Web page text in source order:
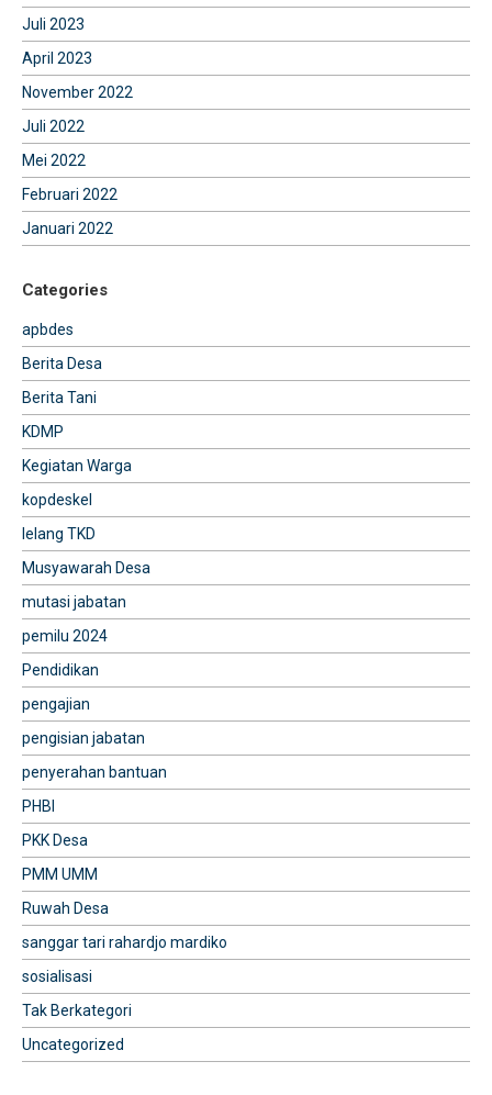
Juli 2023
April 2023
November 2022
Juli 2022
Mei 2022
Februari 2022
Januari 2022
Categories
apbdes
Berita Desa
Berita Tani
KDMP
Kegiatan Warga
kopdeskel
lelang TKD
Musyawarah Desa
mutasi jabatan
pemilu 2024
Pendidikan
pengajian
pengisian jabatan
penyerahan bantuan
PHBI
PKK Desa
PMM UMM
Ruwah Desa
sanggar tari rahardjo mardiko
sosialisasi
Tak Berkategori
Uncategorized